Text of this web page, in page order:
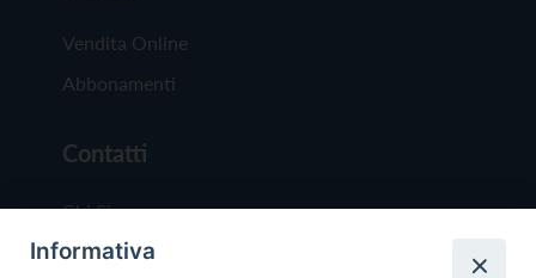
Vendita Online
Abbonamenti
Contatti
Chi Siamo
Redazione
Informativa